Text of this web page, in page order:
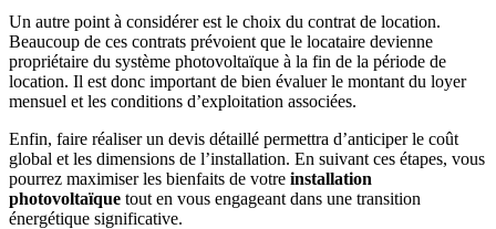
Un autre point à considérer est le choix du contrat de location.
Beaucoup de ces contrats prévoient que le locataire devienne
propriétaire du système photovoltaïque à la fin de la période de
location. Il est donc important de bien évaluer le montant du loyer
mensuel et les conditions d’exploitation associées.
Enfin, faire réaliser un devis détaillé permettra d’anticiper le coût
global et les dimensions de l’installation. En suivant ces étapes, vous
pourrez maximiser les bienfaits de votre installation
photovoltaïque tout en vous engageant dans une transition
énergétique significative.